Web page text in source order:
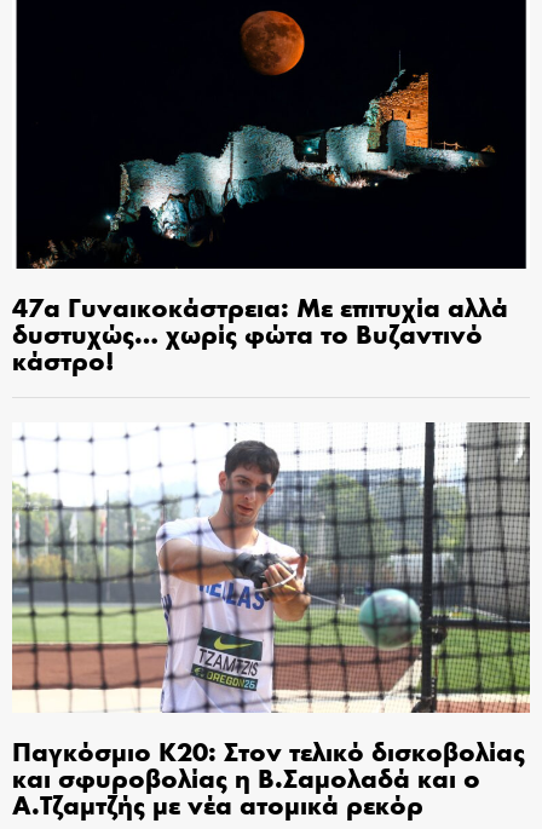
47α Γυναικοκάστρεια: Με επιτυχία αλλά
δυστυχώς… χωρίς φώτα το Βυζαντινό
κάστρο!
Παγκόσμιο Κ20: Στον τελικό δισκοβολίας
και σφυροβολίας η Β.Σαμολαδά και ο
Α.Τζαμτζής με νέα ατομικά ρεκόρ